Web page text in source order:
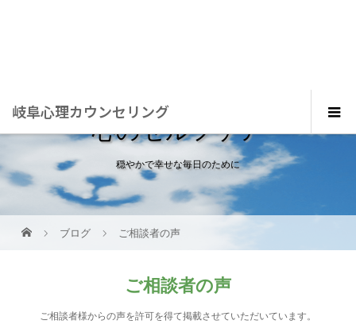
心のセルフケア
穏やかで幸せな毎日のために
ブログ ご相談者の声
ご相談者の声
ご相談者様からの声を許可を得て掲載させていただいています。